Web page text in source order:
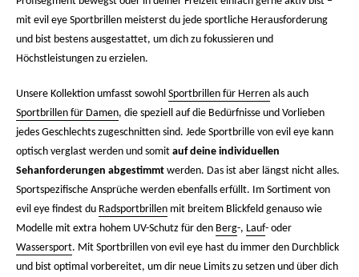
mit evil eye Sportbrillen meisterst du jede sportliche Herausforderung
und bist bestens ausgestattet, um dich zu fokussieren und
Höchstleistungen zu erzielen.
Unsere Kollektion umfasst sowohl Sportbrillen für Herren als auch
Sportbrillen für Damen, die speziell auf die Bedürfnisse und Vorlieben
jedes Geschlechts zugeschnitten sind. Jede Sportbrille von evil eye kann
optisch verglast werden und somit auf deine individuellen
Sehanforderungen abgestimmt werden. Das ist aber längst nicht alles.
Sportspezifische Ansprüche werden ebenfalls erfüllt. Im Sortiment von
evil eye findest du Radsportbrillen mit breitem Blickfeld genauso wie
Modelle mit extra hohem UV-Schutz für den Berg-, Lauf- oder
Wassersport. Mit Sportbrillen von evil eye hast du immer den Durchblick
und bist optimal vorbereitet, um dir neue Limits zu setzen und über dich